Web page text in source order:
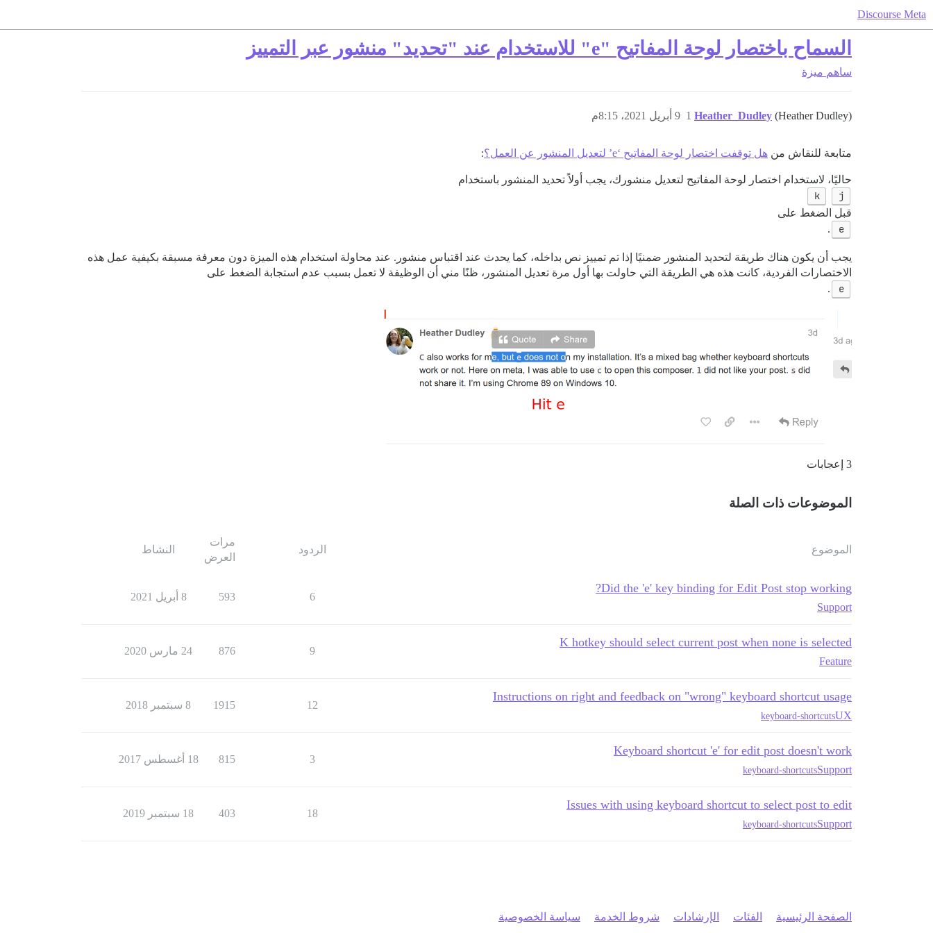
Discourse Meta
السماح باختصار لوحة المفاتيح "e" للاستخدام عند "تحديد" منشور عبر التمييز
ساهم ميزة
Heather_Dudley (Heather Dudley) 9 أبريل 2021، 8:15م 1
متابعة للنقاش من هل توقفت اختصار لوحة المفاتيح ‘e’ لتعديل المنشور عن العمل؟ :
حاليًا، لاستخدام اختصار لوحة المفاتيح لتعديل منشورك، يجب أولاً تحديد المنشور باستخدام
j
k
قبل الضغط على
e
.
يجب أن يكون هناك طريقة لتحديد المنشور ضمنيًا إذا تم تمييز نص بداخله، كما يحدث عند اقتباس منشور. عند محاولة استخدام هذه الميزة دون معرفة مسبقة بكيفية عمل هذه
الاختصارات الفردية، كانت هذه هي الطريقة التي حاولت بها أول مرة تعديل المنشور، ظنًا مني أن الوظيفة لا تعمل بسبب عدم استجابة الضغط على
e
.
3 إعجابات
الموضوعات ذات الصلة
الموضوع الردود
مرات
العرض
النشاط
Did the 'e' key binding for Edit Post stop working?
Support
6
593 8 أبريل 2021
K hotkey should select current post when none is selected
Feature
9
876 24 مارس 2020
Instructions on right and feedback on "wrong" keyboard shortcut usage
UX
keyboard-shortcuts
12
1915 8 سبتمبر 2018
Keyboard shortcut 'e' for edit post doesn't work
Support
keyboard-shortcuts
3
815 18 أغسطس 2017
Issues with using keyboard shortcut to select post to edit
Support
keyboard-shortcuts
18
403 18 سبتمبر 2019
الصفحة الرئيسية الفئات الإرشادات شروط الخدمة سياسة الخصوصية